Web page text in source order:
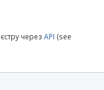
через API (see